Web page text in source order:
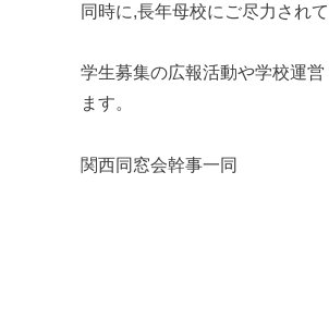
同時に,長年母校にご尽力され
学生募集の広報活動や学校運
ます。
関西同窓会幹事一同